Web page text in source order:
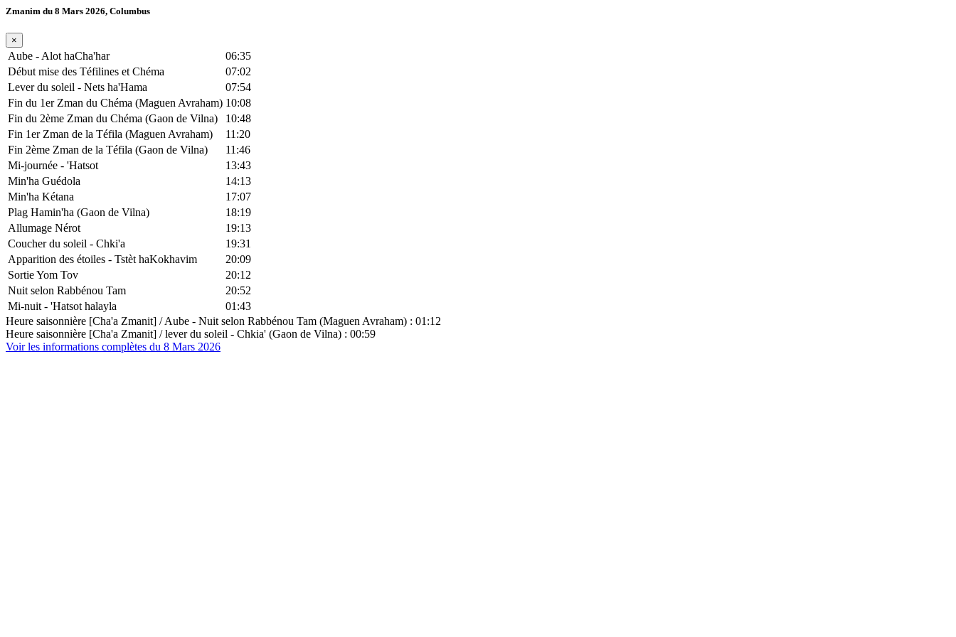
Zmanim du 8 Mars 2026, Columbus
×
Aube - Alot haCha'har
06:35
Début mise des Téfilines et Chéma
07:02
Lever du soleil - Nets ha'Hama
07:54
Fin du 1er Zman du Chéma (Maguen Avraham) 10:08
Fin du 2ème Zman du Chéma (Gaon de Vilna)
10:48
Fin 1er Zman de la Téfila (Maguen Avraham)
11:20
Fin 2ème Zman de la Téfila (Gaon de Vilna)
11:46
Mi-journée - 'Hatsot
13:43
Min'ha Guédola
14:13
Min'ha Kétana
17:07
Plag Hamin'ha (Gaon de Vilna)
18:19
Allumage Nérot
19:13
Coucher du soleil - Chki'a
19:31
Apparition des étoiles - Tstèt haKokhavim
20:09
Sortie Yom Tov
20:12
Nuit selon Rabbénou Tam
20:52
Mi-nuit - 'Hatsot halayla
01:43
Heure saisonnière [Cha'a Zmanit] / Aube - Nuit selon Rabbénou Tam (Maguen Avraham) : 01:12
Heure saisonnière [Cha'a Zmanit] / lever du soleil - Chkia' (Gaon de Vilna) : 00:59
Voir les informations complètes du 8 Mars 2026